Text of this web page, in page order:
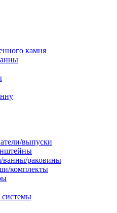
камня
выпуски
ванны/раковины
комплекты